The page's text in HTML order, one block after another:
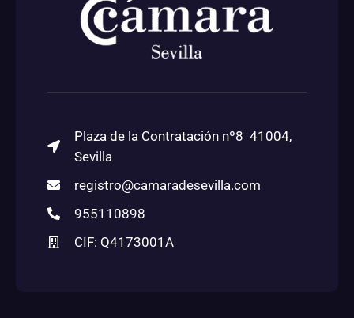
Plaza de la Contratación nº8 41004,
Sevilla
registro@camaradesevilla.com
955110898
CIF: Q4173001A